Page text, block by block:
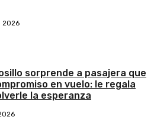
2026
sorprende a pasajera que
en vuelo: le regala
la esperanza